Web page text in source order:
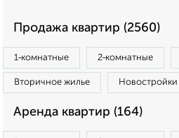
Продажа квартир (2560)
1‑комнатные 2‑комнатные
Вторичное жилье Новостройки
Аренда квартир (164)